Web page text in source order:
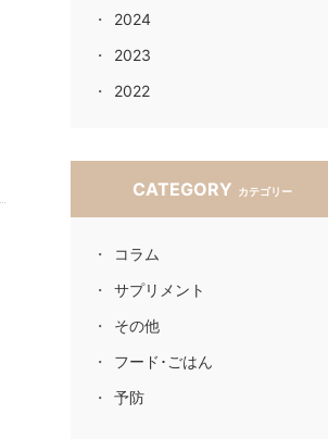
2024
2023
2022
CATEGORY カテゴリー
コラム
サプリメント
その他
フード･ごはん
予防